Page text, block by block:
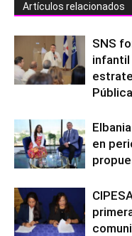
Artículos relacionados
SNS
infantil
en